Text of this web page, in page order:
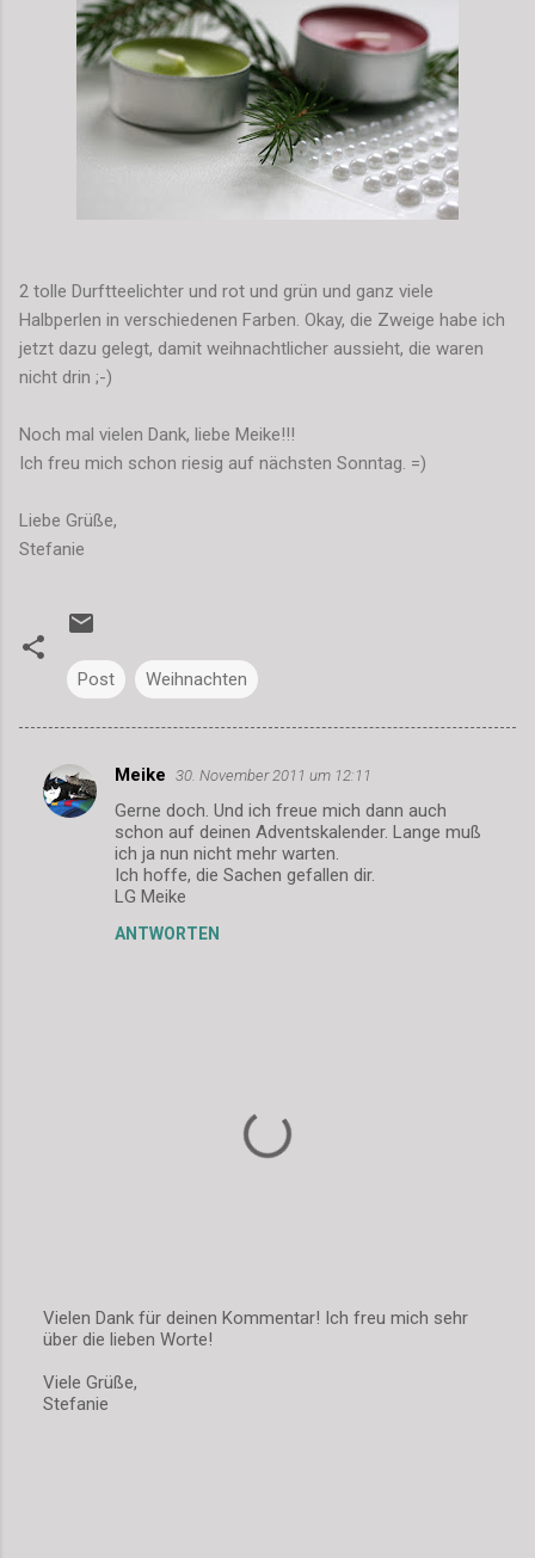
2 tolle Durftteelichter und rot und grün und ganz viele
Halbperlen in verschiedenen Farben. Okay, die Zweige habe ich
jetzt dazu gelegt, damit weihnachtlicher aussieht, die waren
nicht drin ;-)
Noch mal vielen Dank, liebe Meike!!!
Ich freu mich schon riesig auf nächsten Sonntag. =)
Liebe Grüße,
Stefanie
Post Weihnachten
K
o
Meike 30. November 2011 um 12:11
Gerne doch. Und ich freue mich dann auch
schon auf deinen Adventskalender. Lange muß
ich ja nun nicht mehr warten.
Ich hoffe, die Sachen gefallen dir.
LG Meike
ANTWORTEN
K
m
m
Vielen Dank für deinen Kommentar! Ich freu mich sehr
über die lieben Worte!
Viele Grüße,
Stefanie